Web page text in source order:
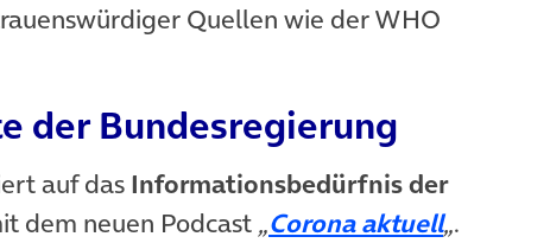
Quellen wie der WHO
der Bundesregierung
auf das Informationsbedürfnis der
dem neuen Podcast„Corona aktuell(öffnet
„.